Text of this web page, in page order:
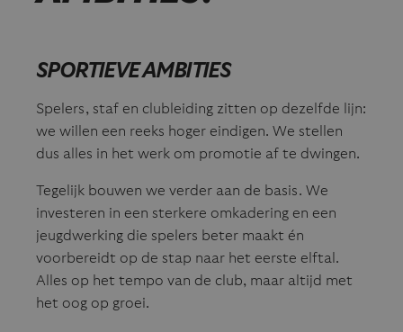
SPORTIEVE AMBITIES
Spelers, staf en clubleiding zitten op dezelfde lijn:
we willen een reeks hoger eindigen. We stellen
dus alles in het werk om promotie af te dwingen.
Tegelijk bouwen we verder aan de basis. We
investeren in een sterkere omkadering en een
jeugdwerking die spelers beter maakt én
voorbereidt op de stap naar het eerste elftal.
Alles op het tempo van de club, maar altijd met
het oog op groei.